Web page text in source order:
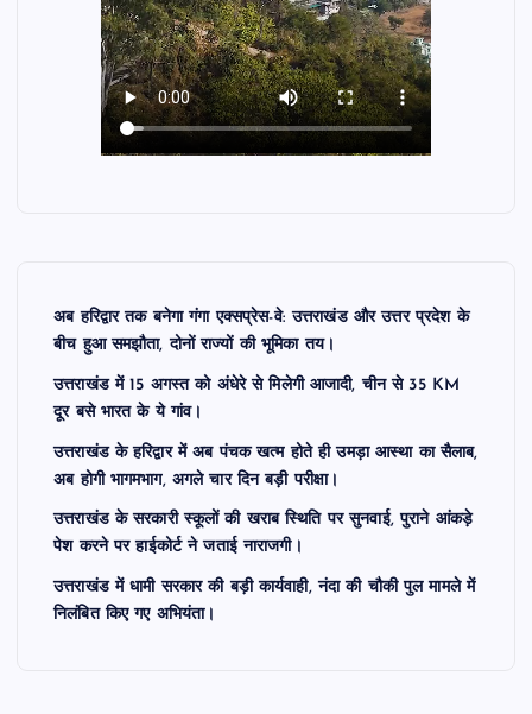
अब हरिद्वार तक बनेगा गंगा एक्सप्रेस-वे: उत्तराखंड और उत्तर प्रदेश के
बीच हुआ समझौता, दोनों राज्यों की भूमिका तय।
उत्तराखंड में 15 अगस्त को अंधेरे से मिलेगी आजादी, चीन से 35 KM
दूर बसे भारत के ये गांव।
उत्तराखंड के हरिद्वार में अब पंचक खत्म होते ही उमड़ा आस्था का सैलाब,
अब होगी भागमभाग, अगले चार दिन बड़ी परीक्षा।
उत्तराखंड के सरकारी स्कूलों की खराब स्थिति पर सुनवाई, पुराने आंकड़े
पेश करने पर हाईकोर्ट ने जताई नाराजगी।
उत्तराखंड में धामी सरकार की बड़ी कार्यवाही, नंदा की चौकी पुल मामले में
निलंबित किए गए अभियंता।